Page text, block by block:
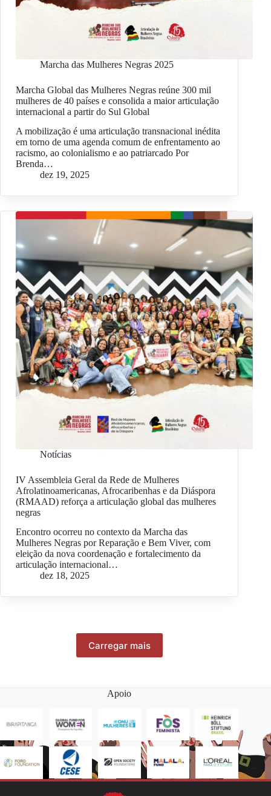
Marcha das Mulheres Negras 2025
Marcha Global das Mulheres Negras reúne 300 mil
mulheres de 40 países e consolida a maior articulação
internacional a partir do Sul Global
A mobilização é uma articulação transnacional inédita
em torno de uma agenda comum de enfrentamento ao
racismo, ao colonialismo e ao patriarcado Por
Brenda…
dez 19, 2025
Notícias
IV Assembleia Geral da Rede de Mulheres
Afrolatinoamericanas, Afrocaribenhas e da Diáspora
(RMAAD) reforça a articulação global das mulheres
negras
Encontro ocorreu no contexto da Marcha das
Mulheres Negras por Reparação e Bem Viver, com
eleição da nova coordenação e fortalecimento da
articulação internacional…
dez 18, 2025
Carregar mais
Apoio